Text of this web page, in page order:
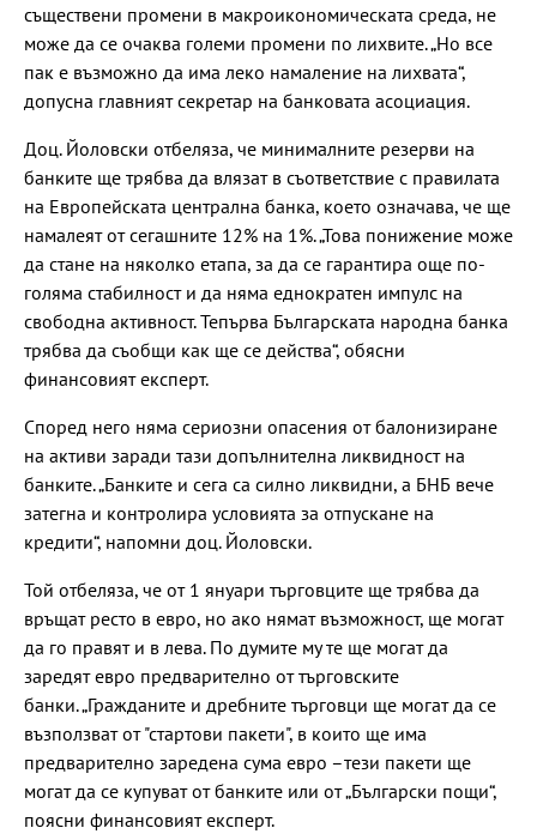
съществени промени в макроикономическата среда, не
може да се очаква големи промени по лихвите. „Но все
пак е възможно да има леко намаление на лихвата“,
допусна главният секретар на банковата асоциация.
Доц. Йоловски отбеляза, че минималните резерви на
банките ще трябва да влязат в съответствие с правилата
на Европейската централна банка, което означава, че ще
намалеят от сегашните 12% на 1%. „Това понижение може
да стане на няколко етапа, за да се гарантира още по-
голяма стабилност и да няма еднократен импулс на
свободна активност. Тепърва Българската народна банка
трябва да съобщи как ще се действа“, обясни
финансовият експерт.
Според него няма сериозни опасения от балонизиране
на активи заради тази допълнителна ликвидност на
банките. „Банките и сега са силно ликвидни, а БНБ вече
затегна и контролира условията за отпускане на
кредити“, напомни доц. Йоловски.
Той отбеляза, че от 1 януари търговците ще трябва да
връщат ресто в евро, но ако нямат възможност, ще могат
да го правят и в лева. По думите му те ще могат да
заредят евро предварително от търговските
банки. „Гражданите и дребните търговци ще могат да се
възползват от "стартови пакети", в които ще има
предварително заредена сума евро –тези пакети ще
могат да се купуват от банките или от „Български пощи“,
поясни финансовият експерт.